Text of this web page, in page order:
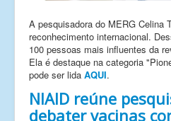
A pesquisadora do MERG Celina
reconhecimento internacional.
100 pessoas mais influentes da
Ela é destaque na categoria
pode ser lida AQUI.
NIAID reúne
debater vacinas